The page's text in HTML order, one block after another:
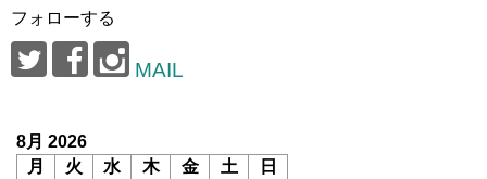
フォローする
MAIL
8月 2026
月
火 水 木 金 土
日